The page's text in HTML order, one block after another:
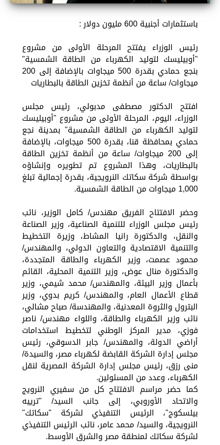
باستثمارات أجنبية 600 مليون دولار :
رئيس الوزراء يفتتح المرحلة الأولى من مشروع
"أوبيليسك لتوليد الكهرباء من الطاقة الشمسية"
بنجع حمادي بقدرة 500 ميجاوات بالإضافة إلى 200
ميجاوات/ ساعة من أنظمة تخزين الطاقة بالبطاريات
افتتح الدكتور مصطفى مدبولي، رئيس مجلس
الوزراء، اليوم، المرحلة الأولى من مشروع "أوبيليسك
لتوليد الكهرباء من الطاقة الشمسية" بمدينة نجع
حمادي بمحافظة قنا، بقدرة 500 ميجاوات، بالإضافة
إلى 200 ميجاوات/ ساعة من أنظمة تخزين الطاقة
بالبطاريات، وهذا المشروع تم تطويره وإنشاؤه
بواسطة شركة سكاتك النرويجية، بقدرة إجمالية تبلغ
1,000 ميجاوات من الطاقة الشمسية.
وحضر الافتتاح الفريق مهندس/ كامل الوزير، نائب
رئيس مجلس الوزراء للتنمية الصناعية، وزير الصناعة
والنقل، والدكتورة رانيا المشاط، وزيرة التخطيط
والتنمية الاقتصادية والتعاون الدولي، والمهندس/
محمود عصمت، وزير الكهرباء والطاقة المتجددة،
والدكتورة منال عوض، وزير التنمية المحلية، القائم
بأعمال وزير البيئة، والمهندس/ محمد شيمي، وزير
قطاع الأعمال العام، والمهندس/ كريم بدوي، وزير
البترول والثروة المعدنية، والمهندسة/ صباح مشالي،
نائب وزير الكهرباء والطاقة، واللواء مهندس/ ناصر
فوزي، مدير المركز الوطني لتخطيط استخدامات
أراضي الدولة، والمهندس/ جابر الدسوقي، رئيس
مجلس إدارة الشركة القابضة لكهرباء مصر، والسيدة/
منى رزق، رئيس مجلس إدارة الشركة المصرية لنقل
الكهرباء، وعدد من المسئولين.
كما حضر مراسم الافتتاح كل من سفيري النرويج
والاتحاد الأوروبي، إلى جانب السيد/ "ترييه
بيلسكوج"، الرئيس التنفيذي لشركة "سكاتك"
النرويجية، والسيد/ محمد عامر، نائب الرئيس التنفيذي
لشركة سكاتك لمنطقة مصر والشرق الأوسط.